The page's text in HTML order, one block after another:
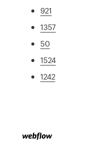
921
1357
50
1524
1242